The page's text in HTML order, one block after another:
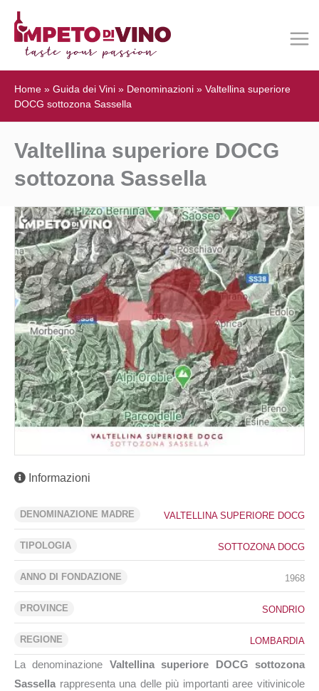
Home » Guida dei Vini » Denominazioni » Valtellina superiore
DOCG sottozona Sassella
Valtellina superiore DOCG
sottozona Sassella
Informazioni
DENOMINAZIONE MADRE VALTELLINA SUPERIORE DOCG
TIPOLOGIA SOTTOZONA DOCG
ANNO DI FONDAZIONE 1968
PROVINCE SONDRIO
REGIONE LOMBARDIA
La denominazione Valtellina superiore DOCG sottozona
Sassella rappresenta una delle più importanti aree vitivinicole